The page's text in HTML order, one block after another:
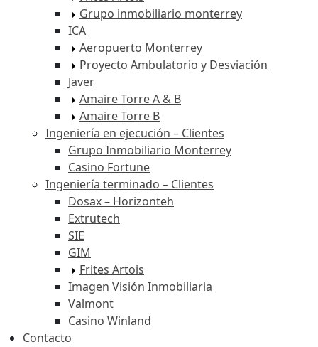
Grupo inmobiliario monterrey
ICA
Aeropuerto Monterrey
Proyecto Ambulatorio y Desviación
Javer
Amaire Torre A & B
Amaire Torre B
Ingeniería en ejecución – Clientes
Grupo Inmobiliario Monterrey
Casino Fortune
Ingeniería terminado – Clientes
Dosax – Horizonteh
Extrutech
SIE
GIM
Frites Artois
Imagen Visión Inmobiliaria
Valmont
Casino Winland
Contacto